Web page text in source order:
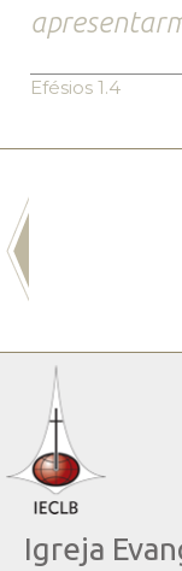
Efésios 1.4
Igreja